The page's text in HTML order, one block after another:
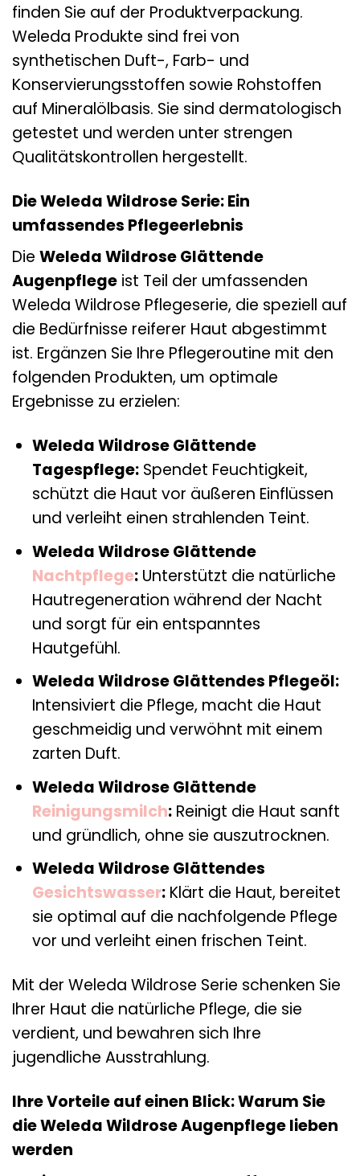
finden Sie auf der Produktverpackung.
Weleda Produkte sind frei von
synthetischen Duft-, Farb- und
Konservierungsstoffen sowie Rohstoffen
auf Mineralölbasis. Sie sind dermatologisch
getestet und werden unter strengen
Qualitätskontrollen hergestellt.
Die Weleda Wildrose Serie: Ein
umfassendes Pflegeerlebnis
Die Weleda Wildrose Glättende
Augenpflege ist Teil der umfassenden
Weleda Wildrose Pflegeserie, die speziell auf
die Bedürfnisse reiferer Haut abgestimmt
ist. Ergänzen Sie Ihre Pflegeroutine mit den
folgenden Produkten, um optimale
Ergebnisse zu erzielen:
Weleda Wildrose Glättende
Tagespflege:Spendet Feuchtigkeit,
schützt die Haut vor äußeren Einflüssen
und verleiht einen strahlenden Teint.
Weleda Wildrose Glättende
Nachtpflege:Unterstützt die natürliche
Hautregeneration während der Nacht
und sorgt für ein entspanntes
Hautgefühl.
Weleda Wildrose Glättendes Pflegeöl:
Intensiviert die Pflege, macht die Haut
geschmeidig und verwöhnt mit einem
zarten Duft.
Weleda Wildrose Glättende
Reinigungsmilch:Reinigt die Haut sanft
und gründlich, ohne sie auszutrocknen.
Weleda Wildrose Glättendes
Gesichtswasser:Klärt die Haut, bereitet
sie optimal auf die nachfolgende Pflege
vor und verleiht einen frischen Teint.
Mit der Weleda Wildrose Serie schenken Sie
Ihrer Haut die natürliche Pflege, die sie
verdient, und bewahren sich Ihre
jugendliche Ausstrahlung.
Ihre Vorteile auf einen Blick: Warum Sie
die Weleda Wildrose Augenpflege lieben
werden